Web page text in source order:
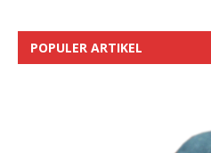
POPULER ARTIKEL